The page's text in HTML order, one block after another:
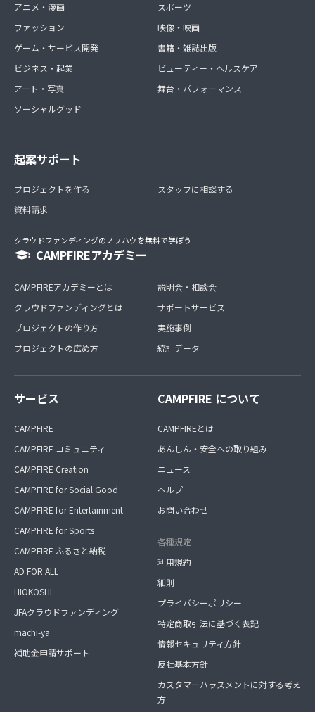
アニメ・漫画
ファッション
ゲーム・サービス開発
ビジネス・起業
アート・写真
ソーシャルグッド
スポーツ
映像・映画
書籍・雑誌出版
ビューティー・ヘルスケア
舞台・パフォーマンス
起案サポート
プロジェクトを作る
資料請求
スタッフに相談する
クラウドファンディングのノウハウを無料で学ぼう
CAMPFIREアカデミー
CAMPFIREアカデミーとは
クラウドファンディングとは
プロジェクトの作り方
プロジェクトの広め方
説明会・相談会
サポートサービス
実施事例
統計データ
サービス
CAMPFIRE
CAMPFIRE コミュニティ
CAMPFIRE Creation
CAMPFIRE for Social Good
CAMPFIRE for Entertainment
CAMPFIRE for Sports
CAMPFIRE ふるさと納税
AD FOR ALL
HIOKOSHI
JFAクラウドファンディング
machi-ya
補助金申請サポート
CAMPFIRE について
CAMPFIREとは
あんしん・安全への取り組み
ニュース
ヘルプ
お問い合わせ
各種規定
利用規約
細則
プライバシーポリシー
特定商取引法に基づく表記
情報セキュリティ方針
反社基本方針
カスタマーハラスメントに対する考え
方